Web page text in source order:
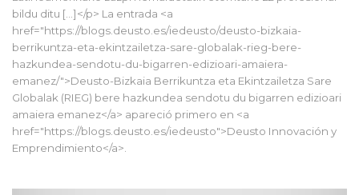
bildu ditu […]</p> La entrada <a
href="https://blogs.deusto.es/iedeusto/deusto-bizkaia-
berrikuntza-eta-ekintzailetza-sare-globalak-rieg-bere-
hazkundea-sendotu-du-bigarren-edizioari-amaiera-
emanez/">Deusto-Bizkaia Berrikuntza eta Ekintzailetza Sare
Globalak (RIEG) bere hazkundea sendotu du bigarren edizioari
amaiera emanez</a> apareció primero en <a
href="https://blogs.deusto.es/iedeusto">Deusto Innovación y
Emprendimiento</a>.